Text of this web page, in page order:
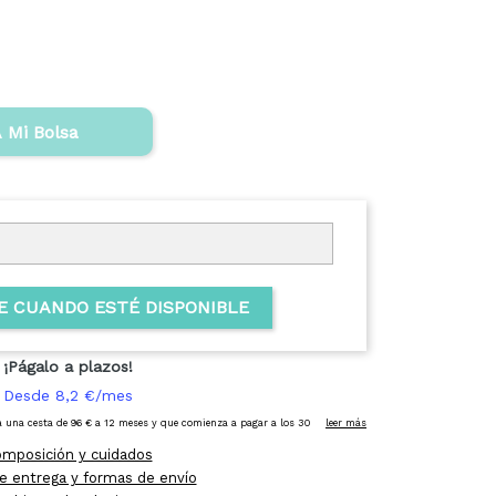
Mi Bolsa
CUANDO ESTÉ DISPONIBLE
y cuidados
entrega y formas de envío